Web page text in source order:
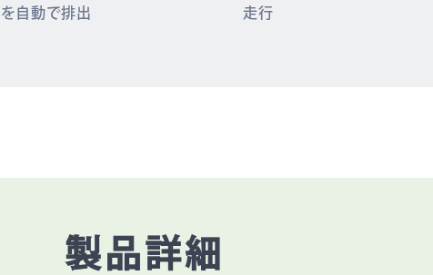
自動で排出
走行
製品詳細